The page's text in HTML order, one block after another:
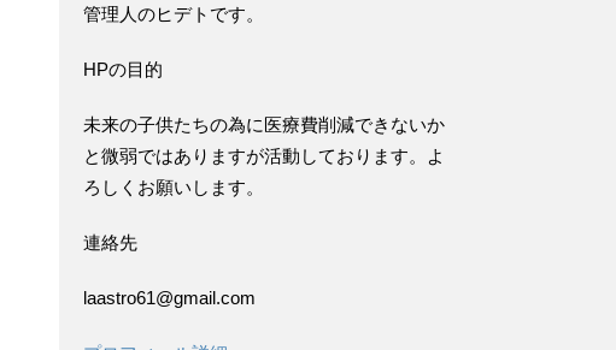
管理人のヒデトです。
HPの目的
未来の子供たちの為に医療費削減できないか
と微弱ではありますが活動しております。よ
ろしくお願いします。
連絡先
laastro61@gmail.com